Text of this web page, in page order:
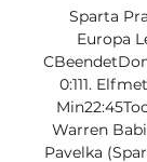
Sparta
Europa
0:111.
Warren
Pavelka